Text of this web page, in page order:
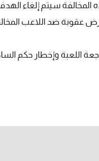
سيتم إلغاء
فرض عقوبة ضد اللاعب
اللعبة وإخطار حكم